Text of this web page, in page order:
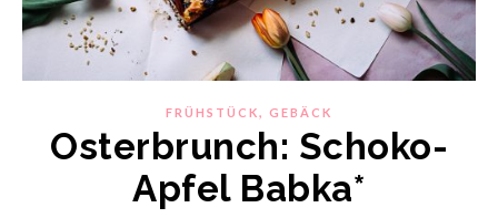
FRÜHSTÜCK, GEBÄCK
Osterbrunch: Schoko-
Apfel Babka*